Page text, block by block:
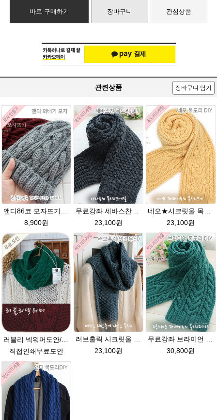
바로 구매하기 장바구니 관심상품
관련상품 장바구니 담기
앤디86코 모자뜨기★시크릿울 초중학생용 꽈배기모자뜨기 뜨개질
8,900원
무료강좌 세바스찬★시크릿울 꽈배기목도리뜨기
23,100원
네오★시크릿울 목도리뜨기 손뜨개질 털실 뜨개질실
23,100원
직접인쇄무료도안
23,100원
30,800원